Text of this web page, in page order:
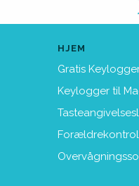
HJEM
Gratis
Keylogger til